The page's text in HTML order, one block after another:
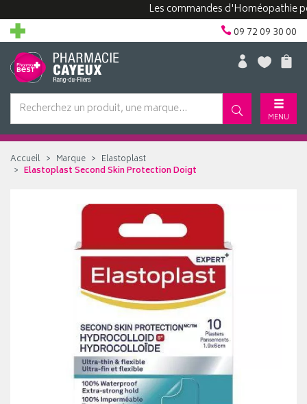
Les commandes d'Homéopathie
09 72 09 30 00
MENU
Accueil Marque
Elastoplast
Elastoplast Second Skin Protection Doigt